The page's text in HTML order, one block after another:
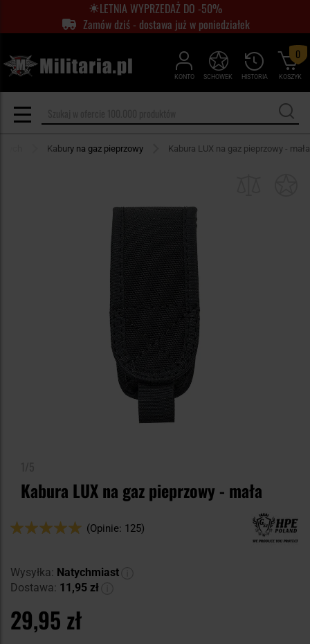
LETNIA WYPRZEDAŻ DO -50%
Zamów dziś - dostawa już w poniedziałek
KONTO HISTORIA
SCHOWEK KOSZYK
0
Kabury na gaz pieprzowy Kabura LUX na gaz pieprzowy - mała
Kabura LUX na gaz pieprzowy - mała
Ocena:
(Opinie: 125)
Wysyłka: Natychmiast
Dostawa: 11,95 zł
29,95 zł